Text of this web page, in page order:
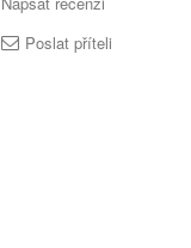
Poslat příteli